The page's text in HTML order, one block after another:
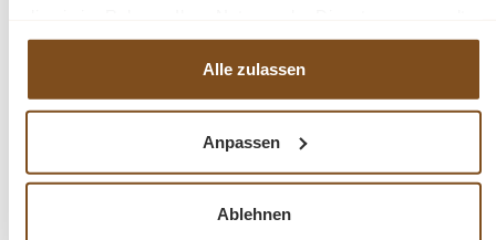
haben.
Alle zulassen
Anpassen
Ablehnen
recyceltem Eichenholz 160 - 240 cm"
schwarzen Farbe und den Fischgrätenfronten voll im Trend.Die
Fronten sind aus schönem recyceltem Holz.
sandgestrahlt, wodurch die Maserung des Altholzes betont
Ausstrahlung, passt aber auch perfekt in ein Industriedesign.
Produktgalerie überspringen
Ähnliche Produkte
Tipp Tipp Tipp